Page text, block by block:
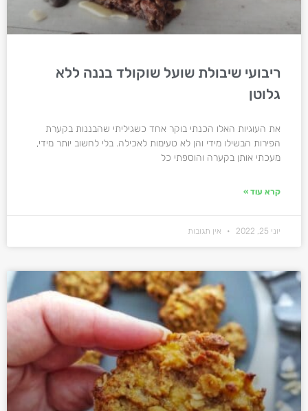
ריבועי שיבולת שועל שוקולד בננה ללא
גלוטן
את העוגיות האלו הכנתי בוקר אחד כשגיליתי שהבננות בקערת
הפירות הבשילו מידי והן לא טעימות לאכילה. בלי לחשוב יותר מידי,
מעכתי אותן בקערה והוספתי כל
קרא עוד »
יוני 25, 2022 אין תגובות